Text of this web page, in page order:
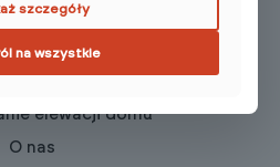
publiczny
specjalistyczne
elewacji domu
O nas
szczegóły
na wszystkie